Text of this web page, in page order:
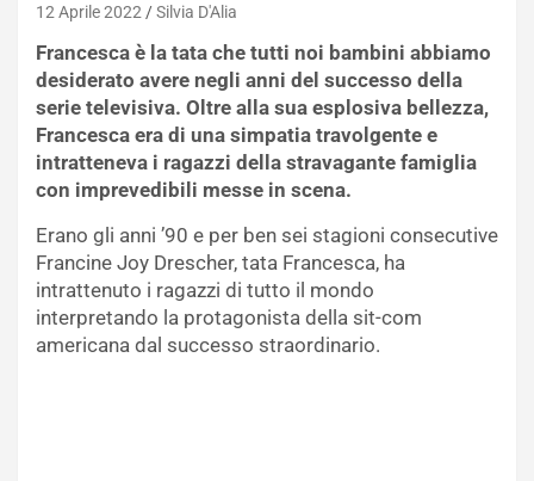
12 Aprile 2022 Silvia D'Alia
Francesca è la tata che tutti noi bambini abbiamo
desiderato avere negli anni del successo della
serie televisiva. Oltre alla sua esplosiva bellezza,
Francesca era di una simpatia travolgente e
intratteneva i ragazzi della stravagante famiglia
con imprevedibili messe in scena.
Erano gli anni ’90 e per ben sei stagioni consecutive
Francine Joy Drescher, tata Francesca, ha
intrattenuto i ragazzi di tutto il mondo
interpretando la protagonista della sit-com
americana dal successo straordinario.